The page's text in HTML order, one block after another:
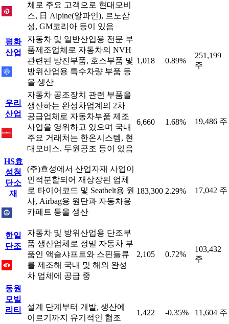
체로 주요 고객으로 현대모비
스, 日 Alpine(알파인), 르노삼
성, GM코리아 등이 있음
평화
산업
자동차 및 일반산업용 전문 부
품제조업체로 자동차의 NVH
관련된 방진부품, 호스부품 및
방위산업용 특수차량 부품 등
을 생산
1,018 0.89%
251,199
주
우리
산업
자동차 공조장치 관련 부품을
생산하는 완성차업계의 2차
공급업체로 자동차부품 제조
사업을 영위하고 있으며 국내
주요 거래처는 한온시스템, 현
대모비스, 두원공조 등이 있음
6,660 1.68% 19,486 주
HS효
성첨
단소
재
(주)효성에서 산업자재 사업이
인적분할되어 재상장된 업체
로 타이어코드 및 Seatbelt용 원
사, Airbag용 원단과 자동차용
카페트 등을 생산
183,300 2.29% 17,042 주
한일
단조
자동차 및 방위산업용 단조부
품 생산업체로 정밀 자동차 부
품인 액슬샤프트와 스핀들류
를 제조해 국내 및 해외 완성
차 업체에 공급 중
2,105 0.72%
103,432
주
동원
모빌
리티
설계 단계부터 개발, 생산에
이르기까지 유기적인 협조
1,422 -0.35% 11,604 주